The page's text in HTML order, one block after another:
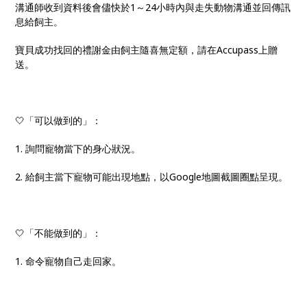
溝通師收到資料後會儘快於1～24小時內與走失動物溝通並回傳訊
息給飼主。
寶貝成功找回的禮謝金由飼主隨喜無定額，請在Accupass上贈
送。
🤍「可以做到的」：
1. 詢問寵物當下的身心狀況。
2. 給飼主當下寵物可能出現地點，以Google地圖截圖圈點呈現。
🤍「不能做到的」：
1. 命令寵物自己走回家。